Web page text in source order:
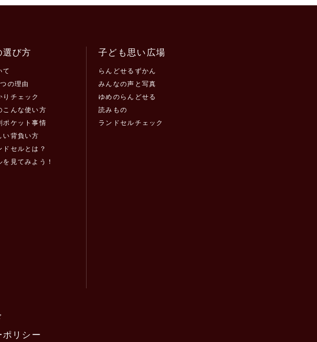
選び方
て
の理由
りチェック
こんな使い方
ポケット事情
い背負い方
セルとは？
見てみよう！
子ども思い広場
らんどせるずかん
みんなの声と写真
ゆめのらんどせる
読みもの
ランドセルチェック
ポリシー